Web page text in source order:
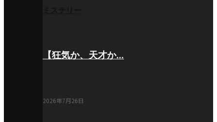
【狂気か、天才か…
2026年7月26日